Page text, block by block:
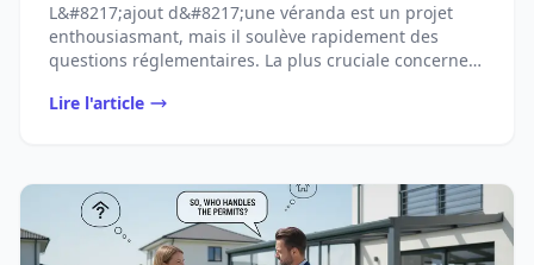
L&#8217;ajout d&#8217;une véranda est un projet
enthousiasmant, mais il soulève rapidement des
questions réglementaires. La plus cruciale concerne
Lire l'article